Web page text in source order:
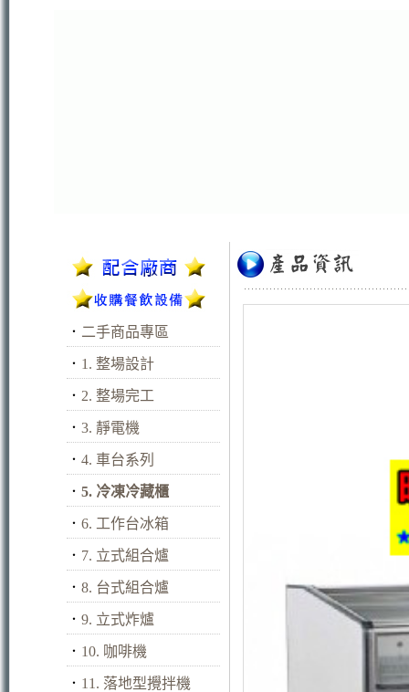
． 二手商品專區
． 1. 整場設計
． 2. 整場完工
． 3. 靜電機
． 4. 車台系列
． 5. 冷凍冷藏櫃
． 6. 工作台冰箱
． 7. 立式組合爐
． 8. 台式組合爐
． 9. 立式炸爐
． 10. 咖啡機
． 11. 落地型攪拌機